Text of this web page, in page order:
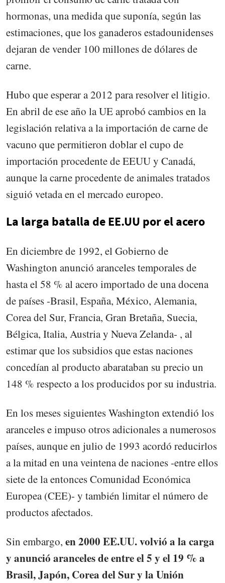
hormonas, una medida que suponía, según las
estimaciones, que los ganaderos estadounidenses
dejaran de vender 100 millones de dólares de
carne.
Hubo que esperar a 2012 para resolver el litigio.
En abril de ese año la UE aprobó cambios en la
legislación relativa a la importación de carne de
vacuno que permitieron doblar el cupo de
importación procedente de EEUU y Canadá,
aunque la carne procedente de animales tratados
siguió vetada en el mercado europeo.
La larga batalla de EE.UU por el acero
En diciembre de 1992, el Gobierno de
Washington anunció aranceles temporales de
hasta el 58 % al acero importado de una docena
de países -Brasil, España, México, Alemania,
Corea del Sur, Francia, Gran Bretaña, Suecia,
Bélgica, Italia, Austria y Nueva Zelanda- , al
estimar que los subsidios que estas naciones
concedían al producto abarataban su precio un
148 % respecto a los producidos por su industria.
En los meses siguientes Washington extendió los
aranceles e impuso otros adicionales a numerosos
países, aunque en julio de 1993 acordó reducirlos
a la mitad en una veintena de naciones -entre ellos
siete de la entonces Comunidad Económica
Europea (CEE)- y también limitar el número de
productos afectados.
Sin embargo, en 2000 EE.UU. volvió a la carga
y anunció aranceles de entre el 5 y el 19 % a
Brasil, Japón, Corea del Sur y la Unión